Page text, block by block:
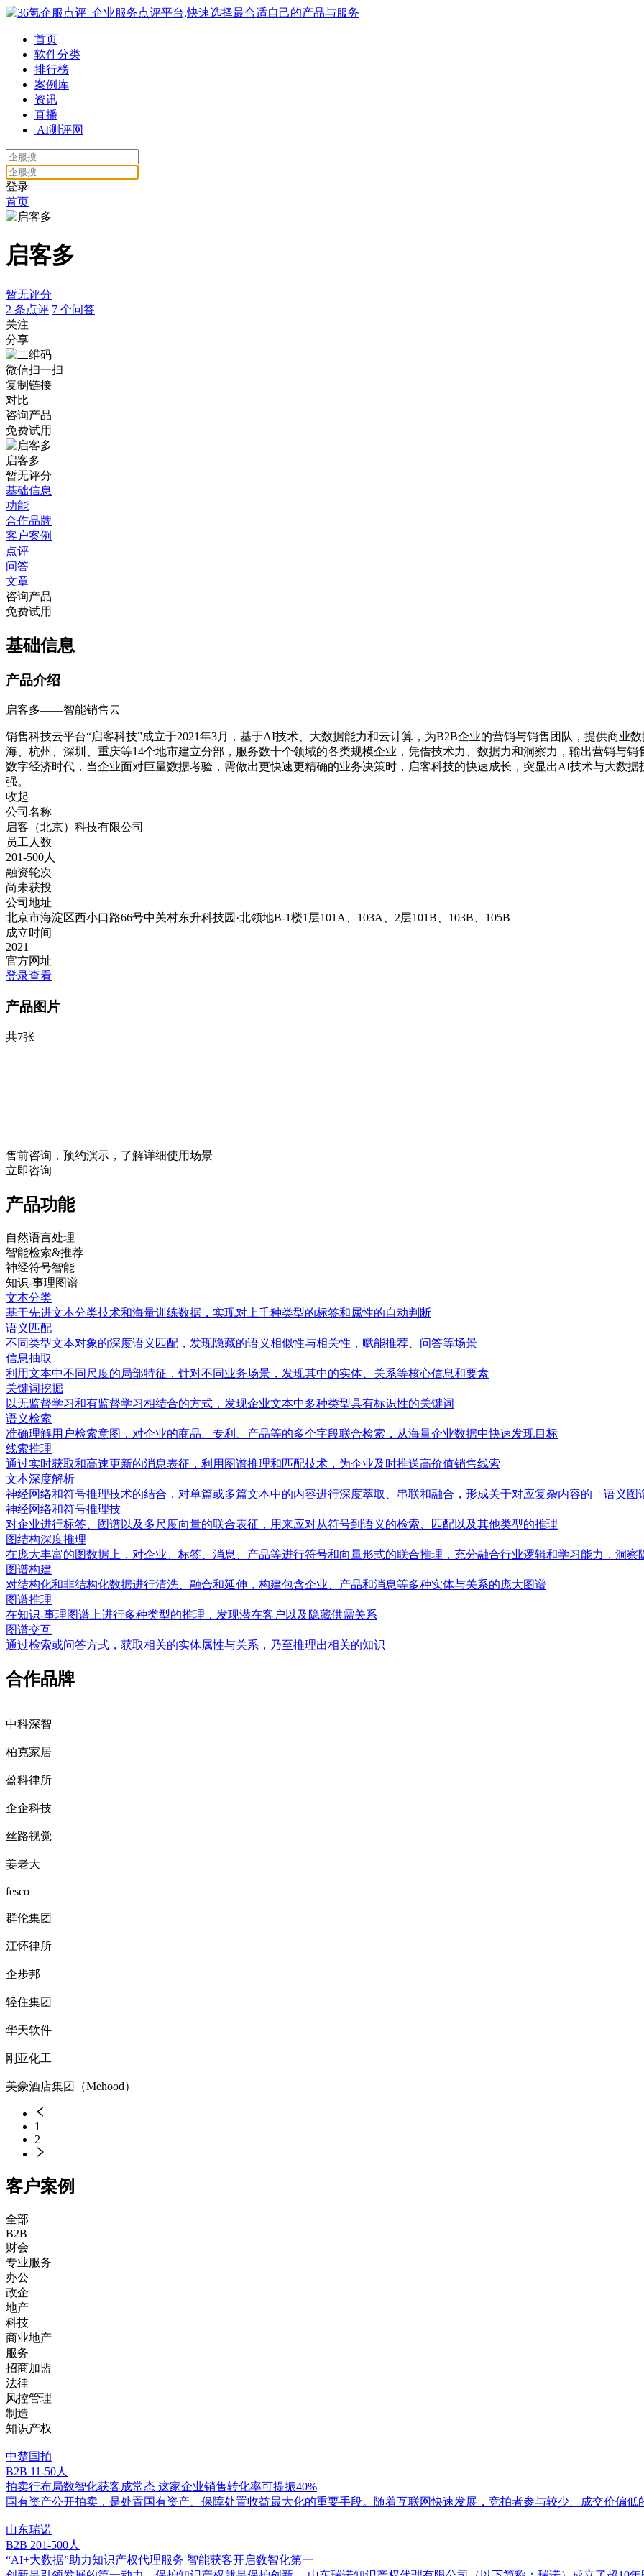
首页
软件分类
排行榜
案例库
资讯
直播
AI测评网
登录
首页
启客多
暂无评分
2 条点评 7 个问答
关注
分享
微信扫一扫
复制链接
对比
咨询产品
免费试用
启客多
暂无评分
基础信息
功能
合作品牌
客户案例
点评
问答
文章
咨询产品
免费试用
基础信息
产品介绍
启客多——智能销售云
销售科技云平台“启客科技”成立于2021年3月，基于AI技术、大数据能力和云计算，为B2B企业的营销与销售团队，提供商业
海、杭州、深圳、重庆等14个地市建立分部，服务数十个领域的各类规模企业，凭借技术力、数据力和洞察力，输出营销与
数字经济时代，当企业面对巨量数据考验，需做出更快速更精确的业务决策时，启客科技的快速成长，突显出AI技术与大数
强。
收起
公司名称
启客（北京）科技有限公司
员工人数
201-500人
融资轮次
尚未获投
公司地址
北京市海淀区西小口路66号中关村东升科技园·北领地B-1楼1层101A、103A、2层101B、103B、105B
成立时间
2021
官方网址
登录查看
产品图片
共7张
售前咨询，预约演示，了解详细使用场景
立即咨询
产品功能
自然语言处理
智能检索&推荐
神经符号智能
知识-事理图谱
文本分类
基于先进文本分类技术和海量训练数据，实现对上千种类型的标签和属性的自动判断
语义匹配
不同类型文本对象的深度语义匹配，发现隐藏的语义相似性与相关性，赋能推荐、问答等场景
信息抽取
利用文本中不同尺度的局部特征，针对不同业务场景，发现其中的实体、关系等核心信息和要素
关键词挖掘
以无监督学习和有监督学习相结合的方式，发现企业文本中多种类型具有标识性的关键词
语义检索
准确理解用户检索意图，对企业的商品、专利、产品等的多个字段联合检索，从海量企业数据中快速发现目标
线索推理
通过实时获取和高速更新的消息表征，利用图谱推理和匹配技术，为企业及时推送高价值销售线索
文本深度解析
神经网络和符号推理技术的结合，对单篇或多篇文本中的内容进行深度萃取、串联和融合，形成关于对应复杂内容的「语义图
神经网络和符号推理技
对企业进行标签、图谱以及多尺度向量的联合表征，用来应对从符号到语义的检索、匹配以及其他类型的推理
图结构深度推理
在庞大丰富的图数据上，对企业、标签、消息、产品等进行符号和向量形式的联合推理，充分融合行业逻辑和学习能力，洞察
图谱构建
对结构化和非结构化数据进行清洗、融合和延伸，构建包含企业、产品和消息等多种实体与关系的庞大图谱
图谱推理
在知识-事理图谱上进行多种类型的推理，发现潜在客户以及隐藏供需关系
图谱交互
通过检索或问答方式，获取相关的实体属性与关系，乃至推理出相关的知识
合作品牌
中科深智
柏克家居
盈科律所
企企科技
丝路视觉
姜老大
fesco
群伦集团
江怀律所
企步邦
轻住集团
华天软件
刚亚化工
美豪酒店集团（Mehood）
1
2
客户案例
全部
B2B
财会
专业服务
办公
政企
地产
科技
商业地产
服务
招商加盟
法律
风控管理
制造
知识产权
中楚国拍
B2B 11-50人
拍卖行布局数智化获客成常态 这家企业销售转化率可提振40%
国有资产公开拍卖，是处置国有资产、保障处置收益最大化的重要手段。随着互联网快速发展，竞拍者参与较少、成交价偏
山东瑞诺
B2B 201-500人
“AI+大数据”助力知识产权代理服务 智能获客开启数智化第一